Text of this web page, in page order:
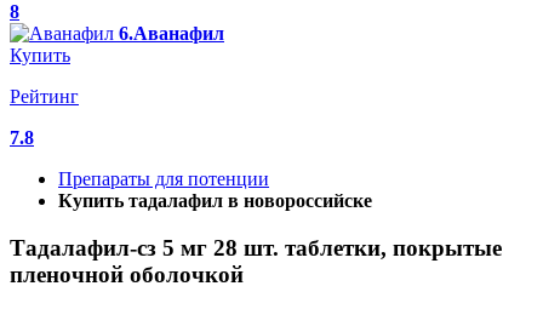
8
6.Аванафил
Купить
Рейтинг
7.8
Препараты для потенции
Купить тадалафил в новороссийске
Тадалафил-cз 5 мг 28 шт. таблетки, покрытые
пленочной оболочкой